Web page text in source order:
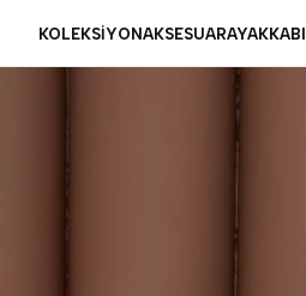
KOLEKSİYONAKSESUARAYAKKABI